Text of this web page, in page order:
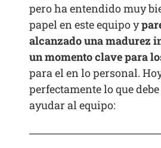
pero ha entendido muy
papel en este equipo y
alcanzado una madurez
un momento clave para
para el en lo personal.
perfectamente lo que
ayudar al equipo: